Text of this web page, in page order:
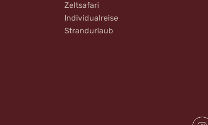
Zeltsafari
Individualreise
Strandurlaub